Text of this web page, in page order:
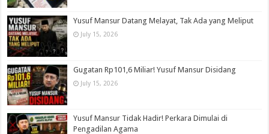
Yusuf Mansur Datang Melayat, Tak Ada yang Meliput
July 15, 2026
Gugatan Rp101,6 Miliar! Yusuf Mansur Disidang
July 15, 2026
Yusuf Mansur Tidak Hadir! Perkara Dimulai di
Pengadilan Agama